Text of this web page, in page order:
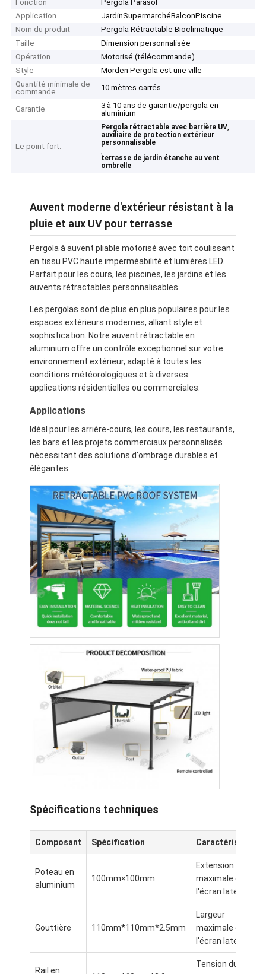
À la maison
Vidéos
À propos de nous
Visite de l'usine
Parlez Maintenant.
Pergola à abats-sons en aluminium
Pergola en aluminium motorisée
Pergola en tissu rétractable
Tente escamotable
Fonction
Pergola Parasol
Application
JardinSupermarchéBalconPiscine
Nom du produit
Pergola Rétractable Bioclimatique
Taille
Dimension personnalisée
Opération
Motorisé (télécommande)
Style
Morden Pergola est une ville
Quantité minimale de
commande
10 mètres carrés
Garantie
3 à 10 ans de garantie/pergola en
aluminium
Le point fort:
Pergola rétractable avec barrière UV,
auxiliaire de protection extérieur
personnalisable
,
terrasse de jardin étanche au vent
ombrelle
Auvent moderne d'extérieur résistant à la
pluie et aux UV pour terrasse
Pergola à auvent pliable motorisé avec toit coulissant
en tissu PVC haute imperméabilité et lumières LED.
Parfait pour les cours, les piscines, les jardins et les
auvents rétractables personnalisables.
Les pergolas sont de plus en plus populaires pour les
espaces extérieurs modernes, alliant style et
sophistication. Notre auvent rétractable en
aluminium offre un contrôle exceptionnel sur votre
environnement extérieur, adapté à toutes les
conditions météorologiques et à diverses
applications résidentielles ou commerciales.
Applications
Idéal pour les arrière-cours, les cours, les restaurants,
les bars et les projets commerciaux personnalisés
nécessitant des solutions d'ombrage durables et
élégantes.
Spécifications techniques
Composant Spécification Caractéristique
Poteau en
aluminium
100mm×100mm
Extension
maximale de
l'écran latéral
Gouttière 110mm*110mm*2.5mm
Largeur
maximale de
l'écran latéral
Rail en
Tension du